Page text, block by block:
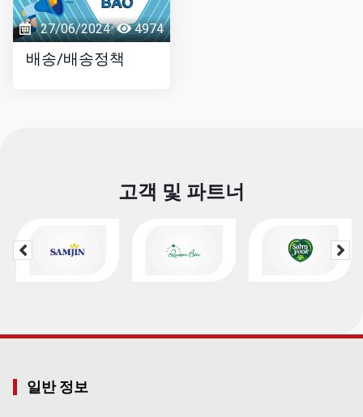
27/06/2024 4974
배송/배송정책
고객 및 파트너
일반 정보